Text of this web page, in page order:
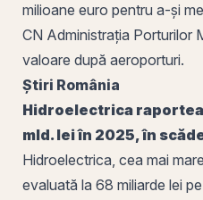
milioane euro pentru a-și
CN Administrația Porturilor
valoare după aeroporturi.
Știri România
Hidroelectrica
mld. lei în 2025, în
Hidroelectrica, cea mai
evaluată la 68 miliarde lei